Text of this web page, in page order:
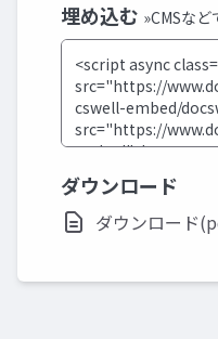
埋め込む »CMSな
ダウンロード
ダウンロード